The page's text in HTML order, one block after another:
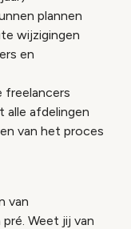
plannen
wijzigingen
en
freelancers
alle afdelingen
van het proces
van
Weet jij van